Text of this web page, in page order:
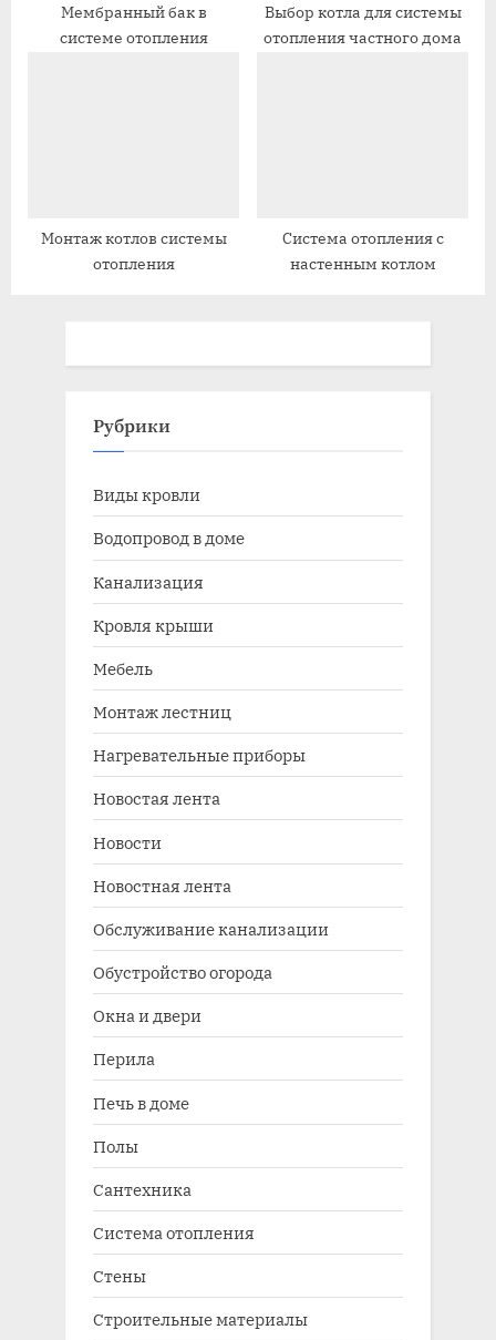
Мембранный бак в
системе отопления
Выбор котла для системы
отопления частного дома
Монтаж котлов системы
отопления
Система отопления с
настенным котлом
Рубрики
Виды кровли
Водопровод в доме
Канализация
Кровля крыши
Мебель
Монтаж лестниц
Нагревательные приборы
Новостая лента
Новости
Новостная лента
Обслуживание канализации
Обустройство огорода
Окна и двери
Перила
Печь в доме
Полы
Сантехника
Система отопления
Стены
Строительные материалы